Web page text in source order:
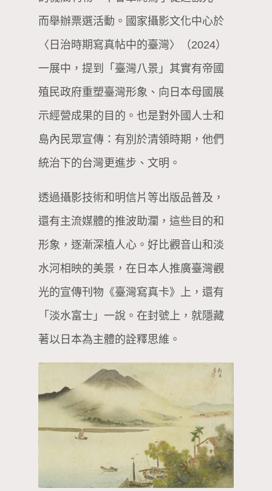
而舉辦票選活動。國家攝影文化中心於
〈日治時期寫真帖中的臺灣〉（2024）
一展中，提到「臺灣八景」其實有帝國
殖民政府重塑臺灣形象、向日本母國展
示經營成果的目的。也是對外國人士和
島內民眾宣傳：有別於清領時期，他們
統治下的台灣更進步、文明。
透過攝影技術和明信片等出版品普及，
還有主流媒體的推波助瀾，這些目的和
形象，逐漸深植人心。好比觀音山和淡
水河相映的美景，在日本人推廣臺灣觀
光的宣傳刊物《臺灣寫真卡》上，還有
「淡水富士」一說。在封號上，就隱藏
著以日本為主體的詮釋思維。